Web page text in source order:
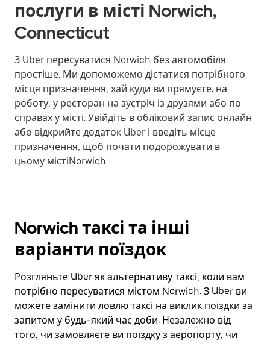
послуги в місті Norwich,
Connecticut
З Uber пересуватися Norwich без автомобіля
простіше. Ми допоможемо дістатися потрібного
місця призначення, хай куди ви прямуєте: на
роботу, у ресторан на зустріч із друзями або по
справах у місті. Увійдіть в обліковий запис онлайн
або відкрийте додаток Uber і введіть місце
призначення, щоб почати подорожувати в
цьому містіNorwich.
Norwich таксі та інші
варіанти поїздок
Розгляньте Uber як альтернативу таксі, коли вам
потрібно пересуватися містом Norwich. З Uber ви
можете замінити ловлю таксі на виклик поїздки за
запитом у будь-який час доби. Незалежно від
того, чи замовляєте ви поїздку з аеропорту, чи